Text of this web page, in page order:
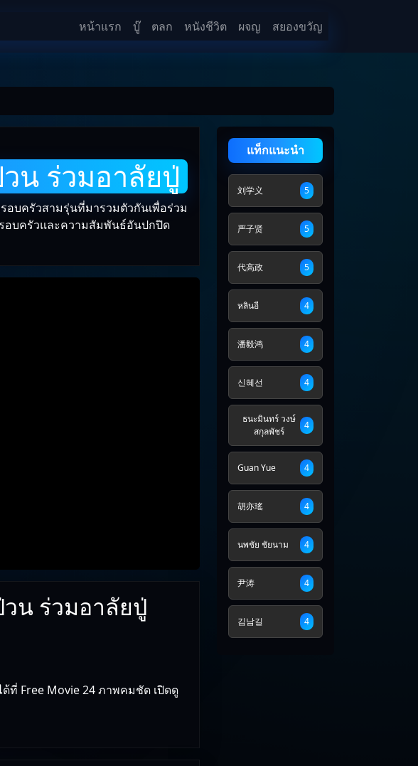
หน้าแรก บู๊ ตลก หนังชีวิต ผจญ สยองขวัญ
น ร่วมอาลัยปู่
อบครัวสามรุ่นที่มารวมตัวกันเพื่อร่วม
อบครัวและความสัมพันธ์อันปกปิด
น ร่วมอาลัยปู่
ที่ Free Movie 24 ภาพคมชัด เปิดดู
แท็กแนะนำ
刘学义 5
严子贤 5
代高政 5
หลินอี 4
潘毅鸿 4
신혜선 4
ธนะมินทร์ วงษ์
สกุลพัชร์
4
Guan Yue 4
胡亦瑤 4
นพชัย ชัยนาม 4
尹涛 4
김남길 4